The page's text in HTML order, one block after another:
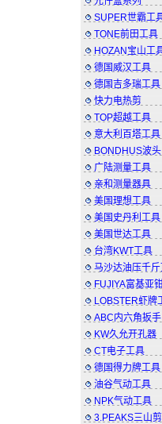
SUPER世霸工
TONE前田工具
HOZAN宝山工
德国威汉工具
德国吉多瑞工具
快力电热剪
TOP超越工具
意大利百塔工具
BONDHUS波头
广陆测量工具
亲和测量器具
美国理想工具
美国史丹利工具
美国世达工具
台湾KWT工具
马沙达油压千斤
FUJIYA富基亚
LOBSTER虾牌
ABC内六角扳手
KW久允开孔器
CT电子工具
德国得力牌工具
油谷气动工具
NPK气动工具
3.PEAKS三山